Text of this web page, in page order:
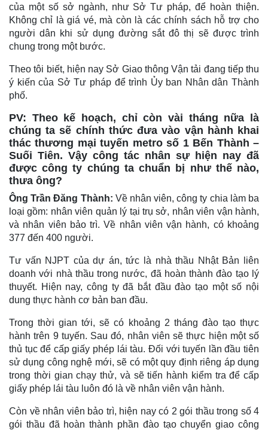
của một số sở ngành, như Sở Tư pháp, để hoàn thiện.
Không chỉ là giá vé, mà còn là các chính sách hỗ trợ cho
người dân khi sử dụng đường sắt đô thị sẽ được trình
chung trong một bước.
Theo tôi biết, hiện nay Sở Giao thông Vận tải đang tiếp thu
ý kiến của Sở Tư pháp để trình Ủy ban Nhân dân Thành
phố.
PV: Theo kế hoạch, chỉ còn vài tháng nữa là
chúng ta sẽ chính thức đưa vào vận hành khai
thác thương mại tuyến metro số 1 Bến Thành –
Suối Tiên. Vậy công tác nhân sự hiện nay đã
được công ty chúng ta chuẩn bị như thế nào,
thưa ông?
Ông Trần Đăng Thành: Về nhân viên, công ty chia làm ba
loại gồm: nhân viên quản lý tại trụ sở, nhân viên vận hành,
và nhân viên bảo trì. Về nhân viên vận hành, có khoảng
377 đến 400 người.
Tư vấn NJPT của dự án, tức là nhà thầu Nhật Bản liên
doanh với nhà thầu trong nước, đã hoàn thành đào tạo lý
thuyết. Hiện nay, công ty đã bắt đầu đào tạo một số nội
dung thực hành cơ bản ban đầu.
Trong thời gian tới, sẽ có khoảng 2 tháng đào tạo thực
hành trên 9 tuyến. Sau đó, nhân viên sẽ thực hiện một số
thủ tục để cấp giấy phép lái tàu. Đối với tuyến lần đầu tiên
sử dụng công nghệ mới, sẽ có một quy định riêng áp dụng
trong thời gian chạy thử, và sẽ tiến hành kiểm tra để cấp
giấy phép lái tàu luôn đó là về nhân viên vận hành.
Còn về nhân viên bảo trì, hiện nay có 2 gói thầu trong số 4
gói thầu đã hoàn thành phần đào tạo chuyển giao công